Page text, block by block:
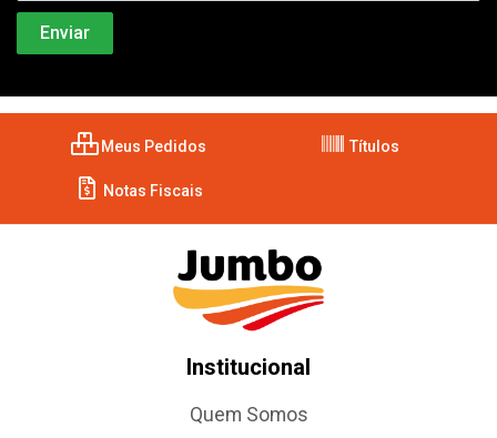
Meus Pedidos Títulos
Notas Fiscais
Institucional
Quem Somos